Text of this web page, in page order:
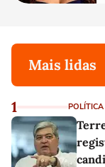
Mais lidas
1 POLÍTICA